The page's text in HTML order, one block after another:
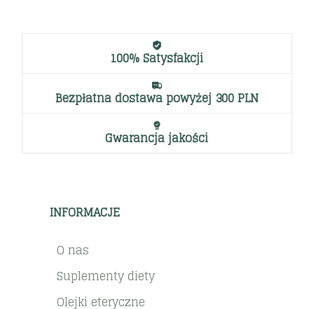
100% Satysfakcji
Bezpłatna dostawa powyżej 300 PLN
Gwarancja jakości
INFORMACJE
O nas
Suplementy diety
Olejki eteryczne